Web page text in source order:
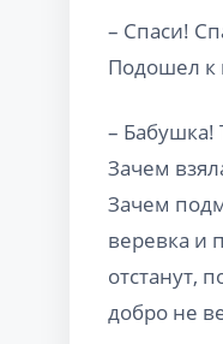
– Спаси!
Подошел к
– Бабушка!
Зачем
Зачем
веревка и
отстанут,
добро не